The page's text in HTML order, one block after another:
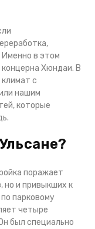
в этом
Хюндаи. В
с
нашим
которые
поражает
но и привыкших к
парковому
четыре
был специально